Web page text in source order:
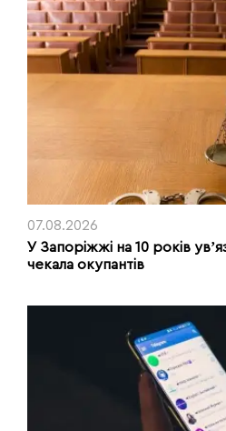
07.08.2026
У Запоріжжі на 10 років
чекала окупантів